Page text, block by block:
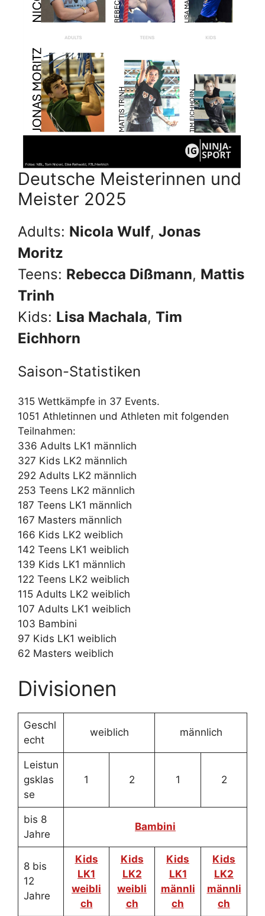
Deutsche Meisterinnen und
Meister 2025
Adults: Nicola Wulf, Jonas
Moritz
Teens: Rebecca Dißmann, Mattis
Trinh
Kids: Lisa Machala, Tim
Eichhorn
Saison-Statistiken
315 Wettkämpfe in 37 Events.
1051 Athletinnen und Athleten mit folgenden
Teilnahmen:
336 Adults LK1 männlich
327 Kids LK2 männlich
292 Adults LK2 männlich
253 Teens LK2 männlich
187 Teens LK1 männlich
167 Masters männlich
166 Kids LK2 weiblich
142 Teens LK1 weiblich
139 Kids LK1 männlich
122 Teens LK2 weiblich
115 Adults LK2 weiblich
107 Adults LK1 weiblich
103 Bambini
97 Kids LK1 weiblich
62 Masters weiblich
Divisionen
Geschl
echt
weiblich männlich
Leistun
gsklas
se
1 2 1 2
bis 8
Jahre
Bambini
8 bis
12
Jahre
Kids
LK1
weibli
ch
Kids
LK2
weibli
ch
Kids
LK1
männli
ch
Kids
LK2
männli
ch